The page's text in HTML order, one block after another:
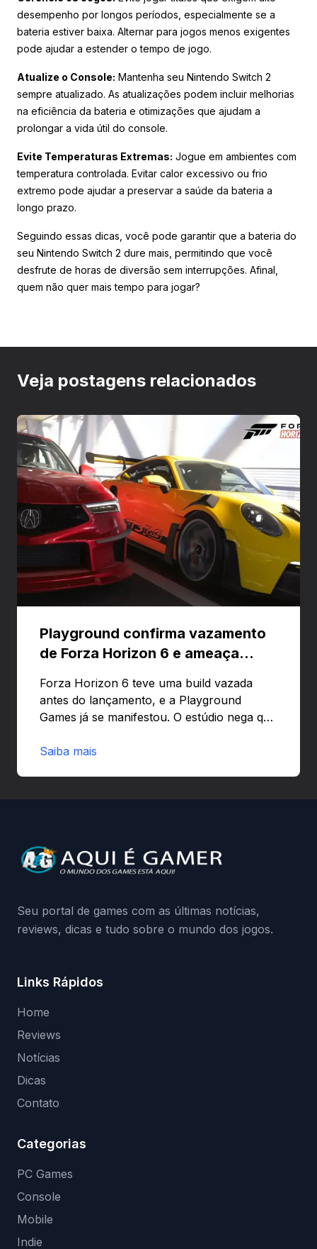
desempenho por longos períodos, especialmente se a
bateria estiver baixa. Alternar para jogos menos exigentes
pode ajudar a estender o tempo de jogo.
Atualize o Console: Mantenha seu Nintendo Switch 2
sempre atualizado. As atualizações podem incluir melhorias
na eficiência da bateria e otimizações que ajudam a
prolongar a vida útil do console.
Evite Temperaturas Extremas: Jogue em ambientes com
temperatura controlada. Evitar calor excessivo ou frio
extremo pode ajudar a preservar a saúde da bateria a
longo prazo.
Seguindo essas dicas, você pode garantir que a bateria do
seu Nintendo Switch 2 dure mais, permitindo que você
desfrute de horas de diversão sem interrupções. Afinal,
quem não quer mais tempo para jogar?
Veja postagens relacionados
Playground confirma vazamento
de Forza Horizon 6 e ameaça
Forza Horizon 6 teve uma build vazada
antes do lançamento, e a Playground
Games já se manifestou. O estúdio nega que
preload e avisa que quem usar versões não
da Playground: negação do preload,
medidas contra acessos não autorizados
Saiba mais
Seu portal de games com as últimas notícias,
reviews, dicas e tudo sobre o mundo dos jogos.
Links Rápidos
Home
Reviews
Notícias
Dicas
Contato
Categorias
PC Games
Console
Mobile
Indie